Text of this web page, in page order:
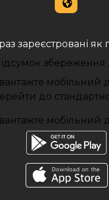
зареєстровані як
збереження
мобільний
до
мобільний